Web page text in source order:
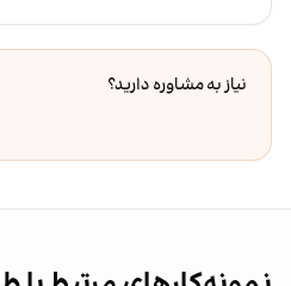
نیاز به مشاوره دارید؟